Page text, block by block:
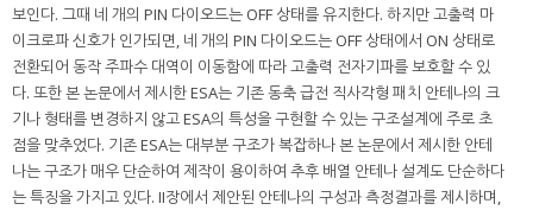
보인다. 그때 네 개의 PIN 다이오드는 OFF 상태를 유지한다. 하지만 고출력 마
이크로파 신호가 인가되면, 네 개의 PIN 다이오드는 OFF 상태에서 ON 상태로
전환되어 동작 주파수 대역이 이동함에 따라 고출력 전자기파를 보호할 수 있
다. 또한 본 논문에서 제시한 ESA는 기존 동축 급전 직사각형 패치 안테나의 크
기나 형태를 변경하지 않고 ESA의 특성을 구현할 수 있는 구조설계에 주로 초
점을 맞추었다. 기존 ESA는 대부분 구조가 복잡하나 본 논문에서 제시한 안테
나는 구조가 매우 단순하여 제작이 용이하여 추후 배열 안테나 설계도 단순하다
는 특징을 가지고 있다. II장에서 제안된 안테나의 구성과 측정결과를 제시하며,